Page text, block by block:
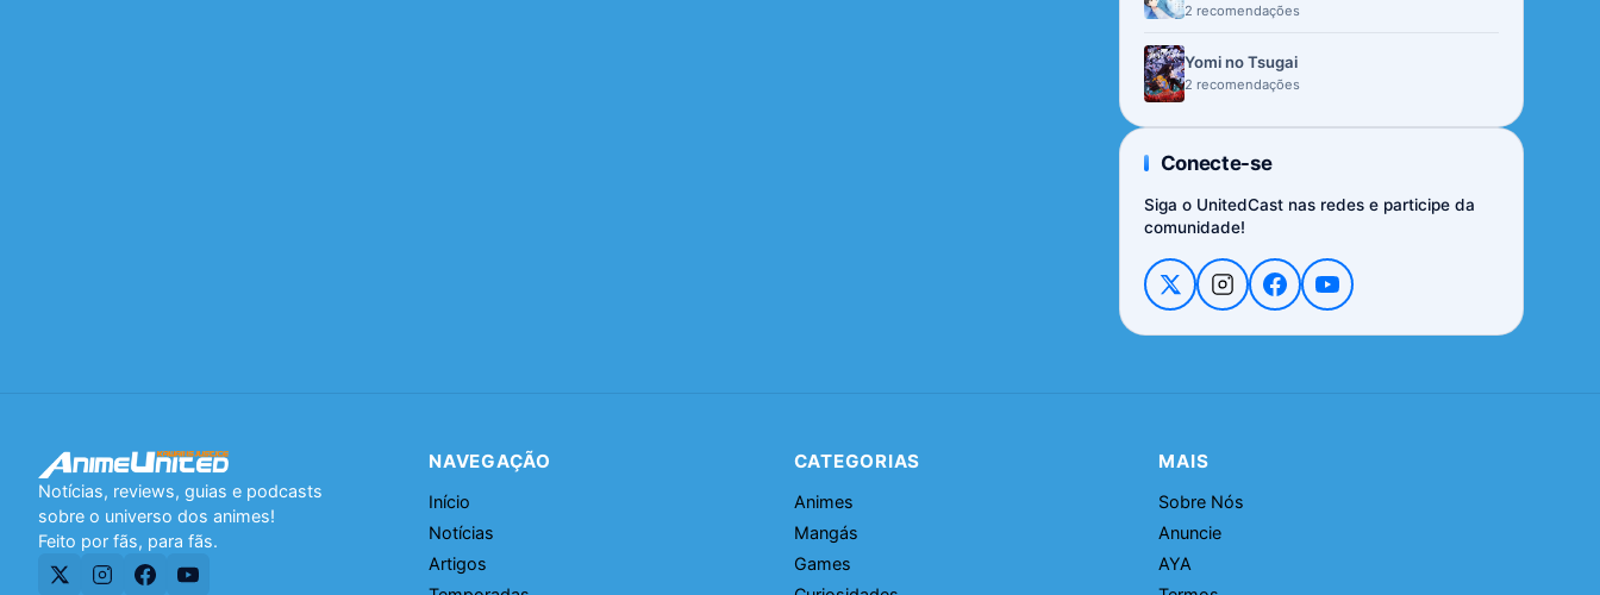
2 recomendações
Yomi no Tsugai
2 recomendações
Conecte-se
Siga o UnitedCast nas redes e participe da
comunidade!
Notícias, reviews, guias e podcasts
sobre o universo dos animes!
Feito por fãs, para fãs.
NAVEGAÇÃO
Início
Notícias
Artigos
CATEGORIAS
Animes
Mangás
Games
MAIS
Sobre Nós
Anuncie
AYA